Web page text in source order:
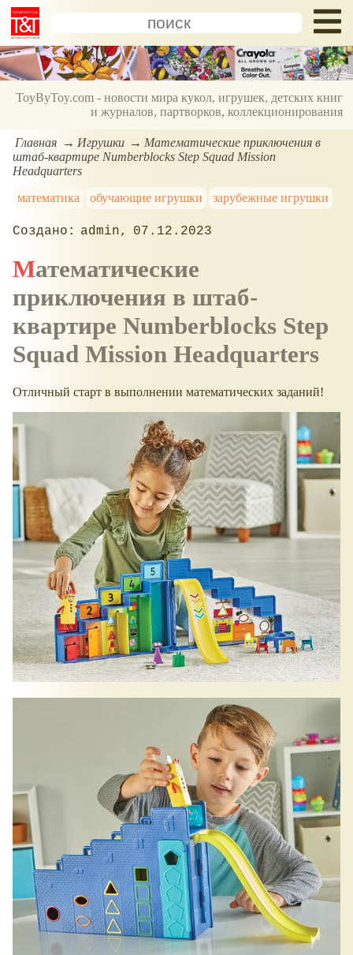
ToyByToy.com - новости мира кукол, игрушек, детских книг
и журналов, партворков, коллекционирования
Главная Игрушки
Математические приключения в
штаб-квартире Numberblocks Step Squad Mission
Headquarters
математика
обучающие игрушки зарубежные игрушки
admin 07.12.2023
Математические
приключения в штаб-
квартире Numberblocks Step
Squad Mission Headquarters
Отличный старт в выполнении математических заданий!